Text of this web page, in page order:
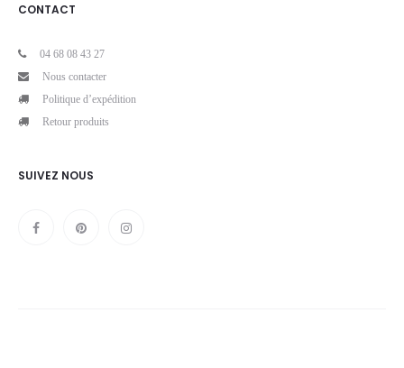
CONTACT
04 68 08 43 27
Nous contacter
Politique d’expédition
Retour produits
SUIVEZ NOUS